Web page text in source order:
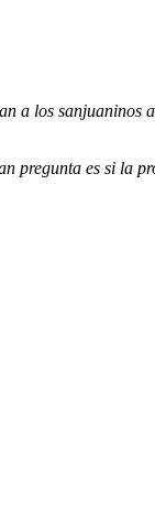
a los sanjuaninos
pregunta es si la